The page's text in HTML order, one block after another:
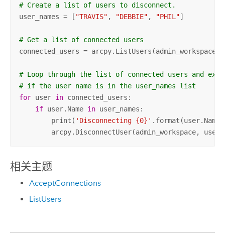
# Create a list of users to disconnect.
user_names = [ "TRAVIS" , "DEBBIE" , "PHIL"]
# Get a list of connected users
connected_users = arcpy.ListUsers(admin_workspace)
# Loop through the list of connected users and
# if the user name is in the user_names list
for user in connected_users:
if user.Name in user_names:
        print(
'Disconnecting {0}'
arcpy.DisconnectUser(admin_workspace,
相关主题
AcceptConnections
ListUsers